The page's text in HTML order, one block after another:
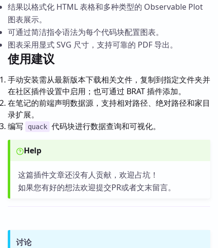
结果以格式化 HTML 表格和多种类型的 Observable Plot
图表展示。
可通过简洁指令语法为每个代码块配置图表。
图表采用显式 SVG 尺寸，支持可靠的 PDF 导出。
使用建议
手动安装需从最新版本下载相关文件，复制到指定文件夹并
在社区插件设置中启用；也可通过 BRAT 插件添加。
在笔记的前端声明数据源，支持相对路径、绝对路径和家目
录扩展。
编写
quack 代码块进行数据查询和可视化。
Help
这篇插件文章还没有人贡献，欢迎占坑！
如果您有好的想法欢迎提交PR或者文末留言。
讨论